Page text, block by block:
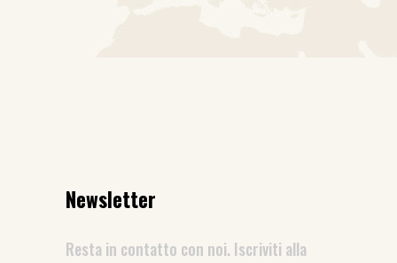
Newsletter
Resta in contatto con noi. Iscriviti alla